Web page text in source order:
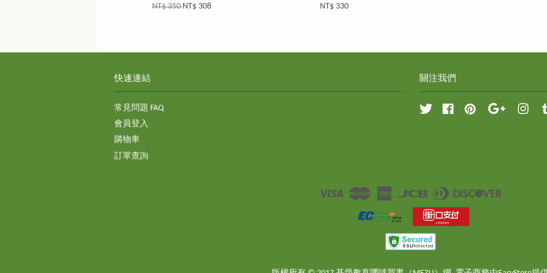
NT$ 350NT$ 308 NT$ 330
快速連結
常見問題 FAQ
會員登入
購物車
訂單查詢
關注我們
Twitter FacebookPinterest Google
Visa Master
American
JCB
Diners